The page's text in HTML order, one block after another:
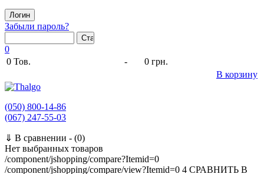
Забыли пароль?
0
0 Тов. -
0 грн.
В корзину
(050) 800-14-86
(067) 247-55-03
⇓ В сравнении - (0)
Нет выбранных товаров
/component/jshopping/compare?Itemid=0
/component/jshopping/compare/view?Itemid=0 4 СРАВНИТЬ В